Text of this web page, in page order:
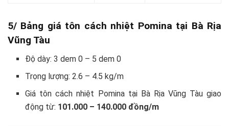
5/ Bảng giá tôn cách nhiệt Pomina tại Bà Rịa
Vũng Tàu
Độ dày: 3 dem 0 – 5 dem 0
Trọng lượng: 2.6 – 4.5 kg/m
Giá tôn cách nhiệt Pomina tại Bà Rịa Vũng Tàu giao
động từ: 101.000 – 140.000 đồng/m